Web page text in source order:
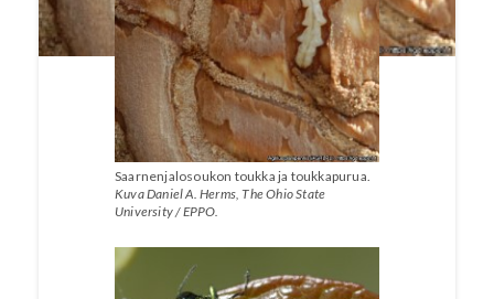
Saarnenjalosoukon toukka ja toukkapurua.
Kuva Daniel A. Herms, The Ohio State
University / EPPO.